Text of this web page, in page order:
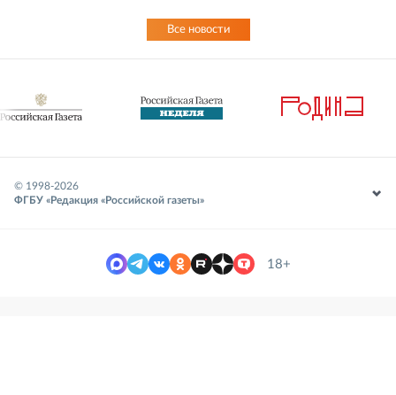
Все новости
© 1998-2026
ФГБУ «Редакция «Российской газеты»
18+